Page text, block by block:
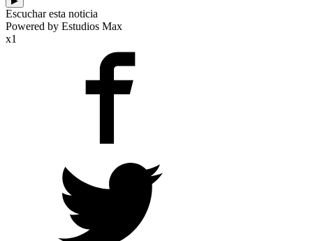
Escuchar esta noticia
Powered by Estudios Max
x1